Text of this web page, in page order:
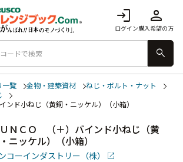
login
ログイン
person
購入希望の方
search
一覧 金物・建築資材
ねじ・ボルト・ナット
ド小ねじ（黄銅・ニッケル）（小箱）
ＮＣＯ （＋）バインド小ねじ（黄
ニッケル）（小箱）
コーインダストリー（株）